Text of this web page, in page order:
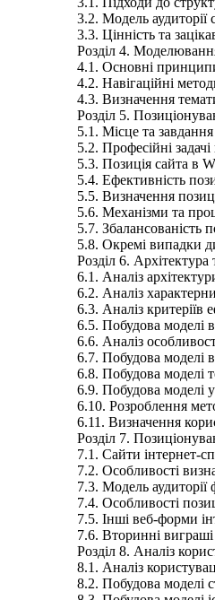
3.2. Модель аудиторії
3.3. Цінність та
Розділ 4.
4.1. Основні
4.2. Навігаційні
4.3. Визначення
Розділ 5.
5.1. Місце та
5.2. Професійні
5.3. Позиція сайта в
5.4. Ефективність
5.5. Визначення
5.6. Механізми та
5.7. Збалансованість
5.8. Окремі випадки
Розділ 6. Архітектура
6.1. Аналіз
6.2. Аналіз
6.3. Аналіз критеріїв
6.5. Побудова моделі
6.6. Аналіз
6.7. Побудова моделі
6.8. Побудова моделі
6.9. Побудова моделі
6.10. Розроблення
6.11. Визначення
Розділ 7.
7.1. Сайти інтернет-
7.2. Особливості
7.3. Модель аудиторії
7.4. Особливості
7.5. Інші веб-форми
7.6. Вторинні виграші
Розділ 8. Аналіз
8.1. Аналіз
8.2. Побудова моделі